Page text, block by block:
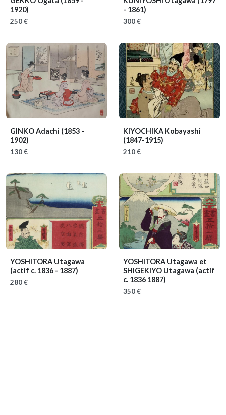
1920)
250 €
- 1861)
300 €
GINKO Adachi (1853 -
1902)
130 €
KIYOCHIKA Kobayashi
(1847-1915)
210 €
YOSHITORA Utagawa
(actif c. 1836 - 1887)
280 €
YOSHITORA Utagawa et
SHIGEKIYO Utagawa (actif
c. 1836 1887)
350 €